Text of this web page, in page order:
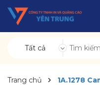
Tất cả
Trang chủ
1A.1278